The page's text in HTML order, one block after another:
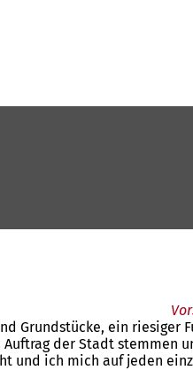
Grundstücke, ein riesiger
der Stadt stemmen
und ich mich auf jeden